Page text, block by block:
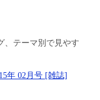
、テーマ別で見やす
年 02月号 [雑誌]